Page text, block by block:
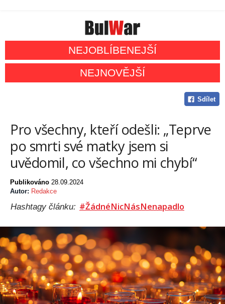
NEJOBLÍBENEJŠÍ
NEJNOVĚJŠÍ
Sdílet
Pro všechny, kteří odešli: „Teprve
po smrti své matky jsem si
uvědomil, co všechno mi chybí“
Publikováno 28.09.2024
Autor: Redakce
Hashtagy článku: #ŽádnéNicNásNenapadlo